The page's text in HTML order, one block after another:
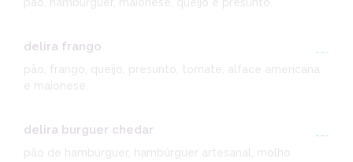
delira frango
---
pão, frango, queijo, presunto, tomate, alface americana
delira burguer chedar
---